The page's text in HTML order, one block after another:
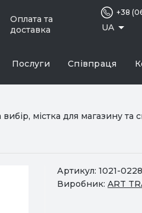
Оплата та
доставка
UA
+38
Послуги Співпраця
містка для магазину та
Артикул: 1021-
Виробник: ART